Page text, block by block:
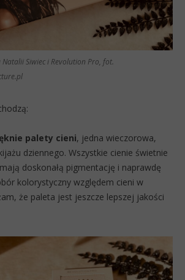
Siwiec i Revolution Pro, fot.
palety cieni, jedna wieczorowa,
dziennego. Wszystkie cienie świetnie
doskonałą pigmentację i naprawdę
kolorystyczny względem cieni w
że paleta jest jeszcze lepszej jakości